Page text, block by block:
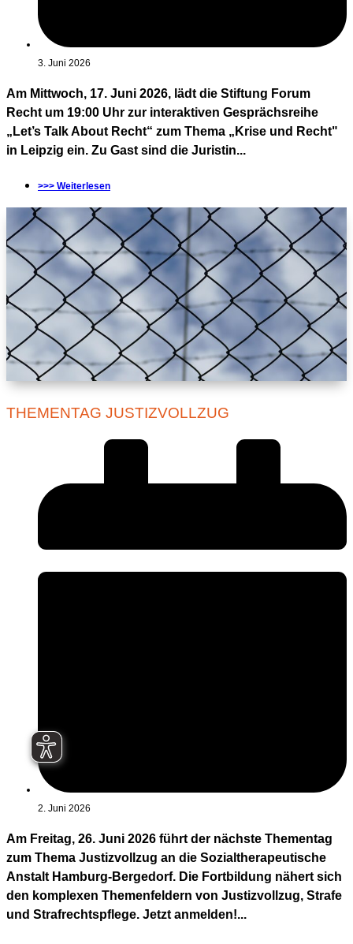
3. Juni 2026
Am Mittwoch, 17. Juni 2026, lädt die Stiftung Forum
Recht um 19:00 Uhr zur interaktiven Gesprächsreihe
„Let’s Talk About Recht“ zum Thema „Krise und Recht"
in Leipzig ein. Zu Gast sind die Juristin...
>>> Weiterlesen
THEMENTAG JUSTIZVOLLZUG
2. Juni 2026
Am Freitag, 26. Juni 2026 führt der nächste Thementag
zum Thema Justizvollzug an die Sozialtherapeutische
Anstalt Hamburg-Bergedorf. Die Fortbildung nähert sich
den komplexen Themenfeldern von Justizvollzug, Strafe
und Strafrechtspflege. Jetzt anmelden!...